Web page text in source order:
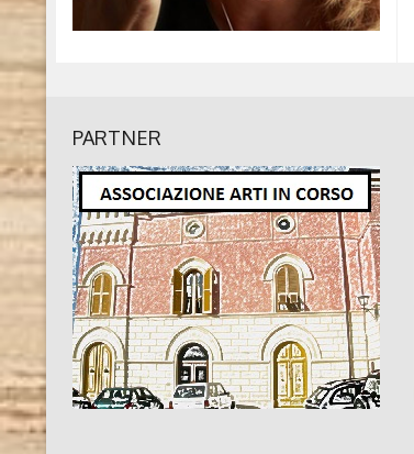
PARTNER